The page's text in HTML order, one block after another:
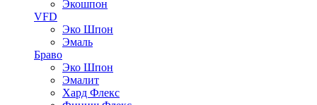
Экошпон
VFD
Эко Шпон
Эмаль
Браво
Эко Шпон
Эмалит
Хард Флекс